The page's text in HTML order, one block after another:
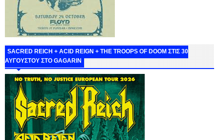
SACRED REICH + ACID REIGN + THE TROOPS OF DOOM ΣΤΙΣ 30
ΑΥΓΟΥΣΤΟΥ ΣΤΟ GAGARIN